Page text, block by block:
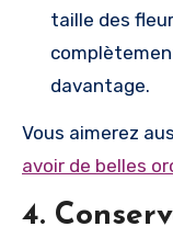
taille des
davantage.
Vous aimerez
avoir de belles
4.